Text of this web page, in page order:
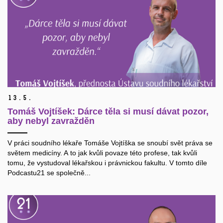
13. 5.
Tomáš Vojtíšek: Dárce těla si musí dávat pozor,
aby nebyl zavražděn
V práci soudního lékaře Tomáše Vojtíška se snoubí svět práva se
světem medicíny. A to jak kvůli povaze této profese, tak kvůli
tomu, že vystudoval lékařskou i právnickou fakultu. V tomto díle
Podcastu21 se společně...